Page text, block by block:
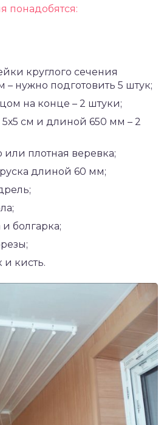
понадобятся:
круглого сечения
– нужно подготовить 5 штук;
на конце – 2 штуки;
см и длиной 650 мм – 2
плотная веревка;
длиной 60 мм;
болгарка;
кисть.